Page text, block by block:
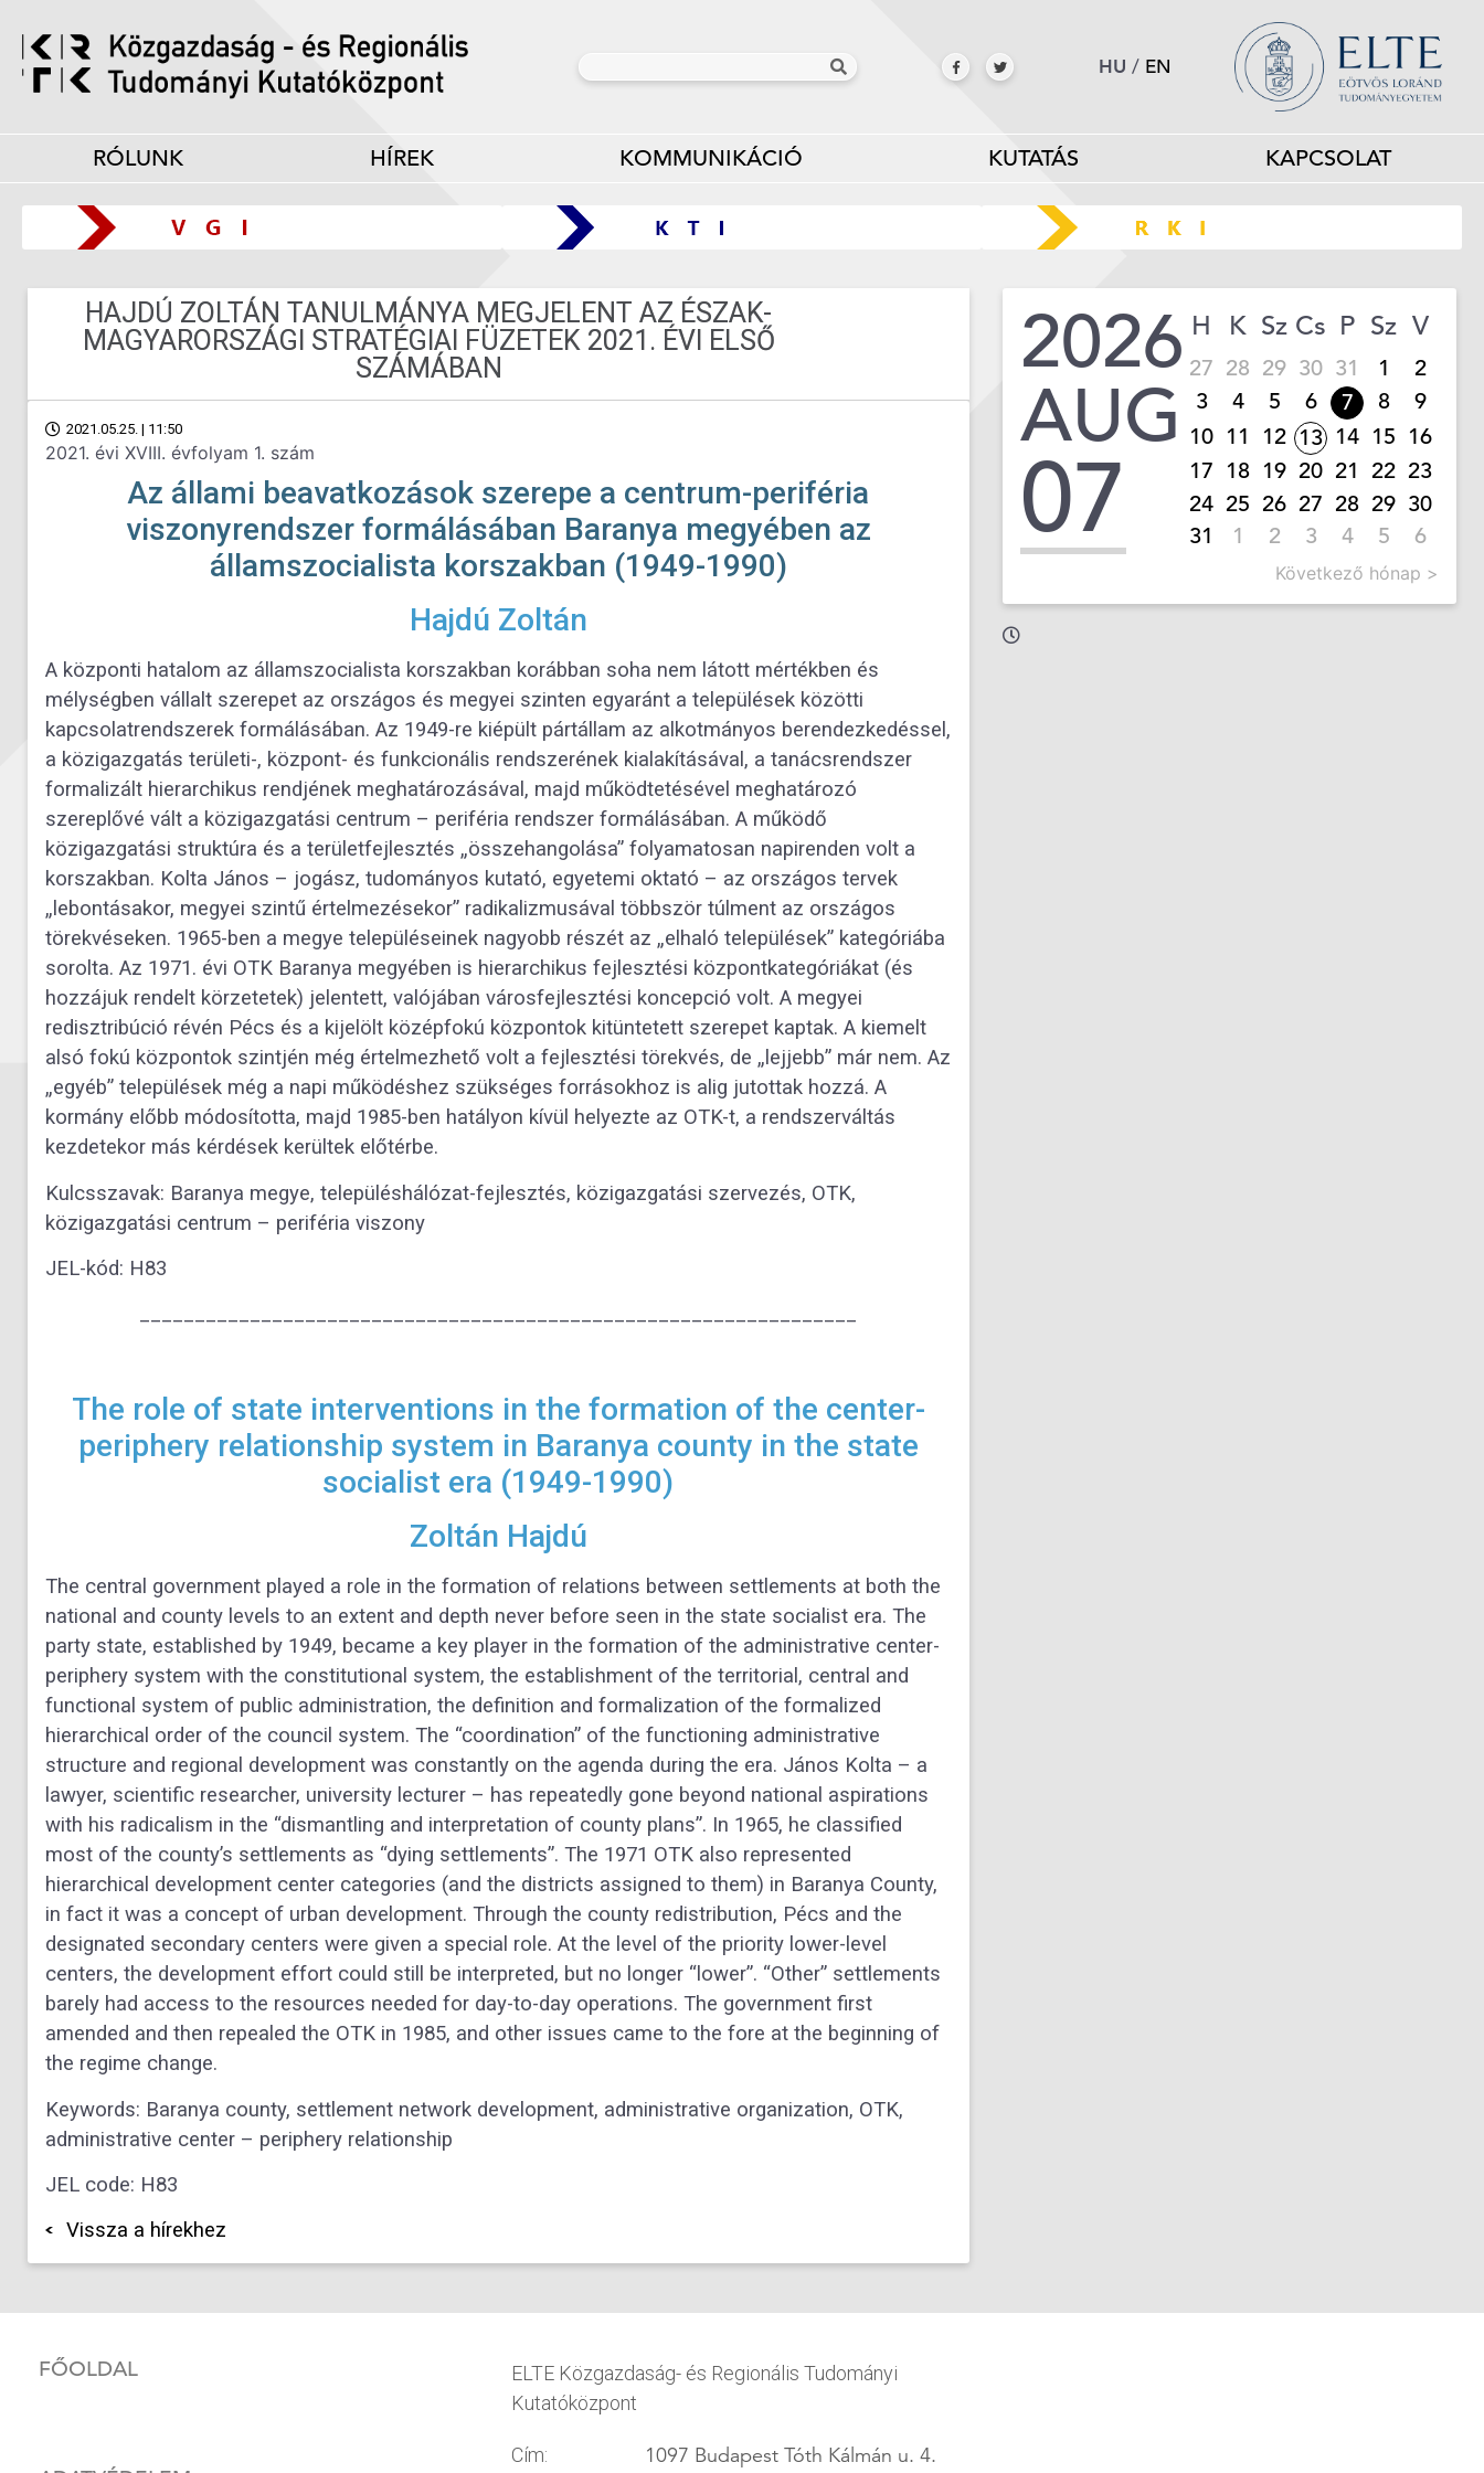
HU / EN
RÓLUNK HÍREK KOMMUNIKÁCIÓ KUTATÁS KAPCSOLAT
HAJDÚ ZOLTÁN TANULMÁNYA MEGJELENT AZ ÉSZAK-
MAGYARORSZÁGI STRATÉGIAI FÜZETEK 2021. ÉVI ELSŐ
SZÁMÁBAN
2021.05.25. | 11:50
2021. évi XVIII. évfolyam 1. szám
Az állami beavatkozások szerepe a centrum-periféria
viszonyrendszer formálásában Baranya megyében az
államszocialista korszakban (1949-1990)
Hajdú Zoltán
A központi hatalom az államszocialista korszakban korábban soha nem látott mértékben és
mélységben vállalt szerepet az országos és megyei szinten egyaránt a települések közötti
kapcsolatrendszerek formálásában. Az 1949-re kiépült pártállam az alkotmányos berendezkedéssel,
a közigazgatás területi-, központ- és funkcionális rendszerének kialakításával, a tanácsrendszer
formalizált hierarchikus rendjének meghatározásával, majd működtetésével meghatározó
szereplővé vált a közigazgatási centrum – periféria rendszer formálásában. A működő
közigazgatási struktúra és a területfejlesztés „összehangolása” folyamatosan napirenden volt a
korszakban. Kolta János – jogász, tudományos kutató, egyetemi oktató – az országos tervek
„lebontásakor, megyei szintű értelmezésekor” radikalizmusával többször túlment az országos
törekvéseken. 1965-ben a megye településeinek nagyobb részét az „elhaló települések” kategóriába
sorolta. Az 1971. évi OTK Baranya megyében is hierarchikus fejlesztési központkategóriákat (és
hozzájuk rendelt körzetetek) jelentett, valójában városfejlesztési koncepció volt. A megyei
redisztribúció révén Pécs és a kijelölt középfokú központok kitüntetett szerepet kaptak. A kiemelt
alsó fokú központok szintjén még értelmezhető volt a fejlesztési törekvés, de „lejjebb” már nem. Az
„egyéb” települések még a napi működéshez szükséges forrásokhoz is alig jutottak hozzá. A
kormány előbb módosította, majd 1985-ben hatályon kívül helyezte az OTK-t, a rendszerváltás
kezdetekor más kérdések kerültek előtérbe.
Kulcsszavak: Baranya megye, településhálózat-fejlesztés, közigazgatási szervezés, OTK,
közigazgatási centrum – periféria viszony
JEL-kód: H83
The role of state interventions in the formation of the center-
periphery relationship system in Baranya county in the state
socialist era (1949-1990)
Zoltán Hajdú
The central government played a role in the formation of relations between settlements at both the
national and county levels to an extent and depth never before seen in the state socialist era. The
party state, established by 1949, became a key player in the formation of the administrative center-
periphery system with the constitutional system, the establishment of the territorial, central and
functional system of public administration, the definition and formalization of the formalized
hierarchical order of the council system. The “coordination” of the functioning administrative
structure and regional development was constantly on the agenda during the era. János Kolta – a
lawyer, scientific researcher, university lecturer – has repeatedly gone beyond national aspirations
with his radicalism in the “dismantling and interpretation of county plans”. In 1965, he classified
most of the county’s settlements as “dying settlements”. The 1971 OTK also represented
hierarchical development center categories (and the districts assigned to them) in Baranya County,
in fact it was a concept of urban development. Through the county redistribution, Pécs and the
designated secondary centers were given a special role. At the level of the priority lower- level
centers, the development effort could still be interpreted, but no longer “lower”. “Other” settlements
barely had access to the resources needed for day-to-day operations. The government first
amended and then repealed the OTK in 1985, and other issues came to the fore at the beginning of
the regime change.
Keywords: Baranya county, settlement network development, administrative organization, OTK,
administrative center – periphery relationship
JEL code: H83
Vissza a hírekhez
2026
AUG
07
H K Sz Cs P Sz V
27 28 29 30 31 1
2
3
4 5 6 7 8
9
10 11 12 13 14 15 16
17 18 19 20 21 22 23
24 25 26 27 28 29 30
31
1 2 3 4 5 6
Következő hónap >
FŐOLDAL
ELTE Közgazdaság- és Regionális Tudományi
Kutatóközpont
Cím: 1097 Budapest Tóth Kálmán u. 4.